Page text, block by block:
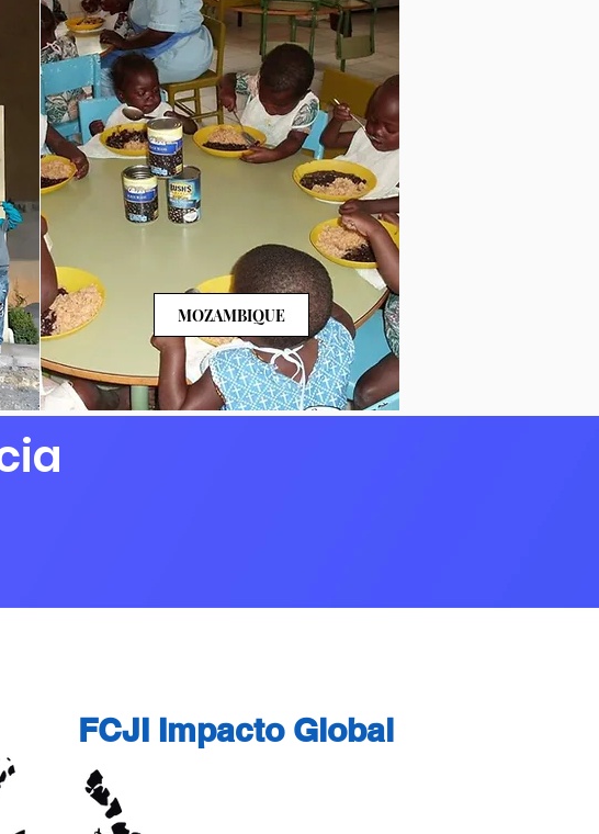
MOZAMBIQUE
FCJI Impacto Global